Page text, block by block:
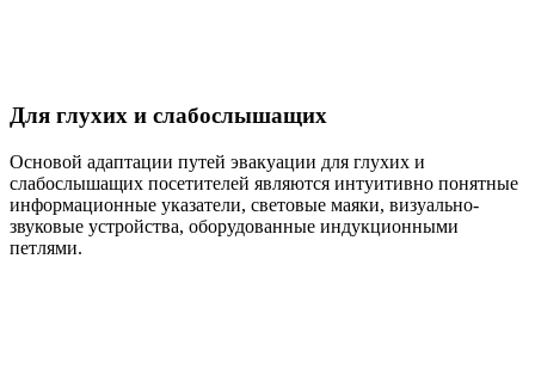
Для глухих и слабослышащих
Основой адаптации путей эвакуации для глухих и
слабослышащих посетителей являются интуитивно понятные
информационные указатели, световые маяки, визуально-
звуковые устройства, оборудованные индукционными
петлями.